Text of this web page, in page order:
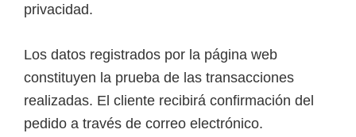
privacidad.
Los datos registrados por la página web
constituyen la prueba de las transacciones
realizadas. El cliente recibirá confirmación del
pedido a través de correo electrónico.